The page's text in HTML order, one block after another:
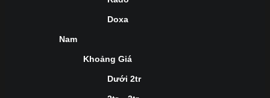
Doxa
Nam
Khoảng Giá
Dưới 2tr